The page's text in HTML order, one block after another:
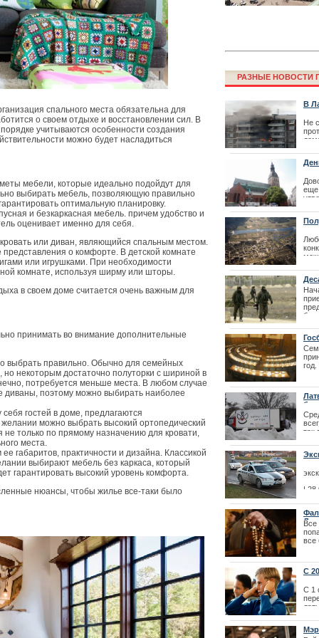
спального места обязательна для
о своем отдыхе и восстановлении сил. В
учитываются особенности создания
можно будет насладиться
мебели, которые идеально подойдут для
выбирать мебель, позволяющую правильно
оптимальную планировку.
и безкаркасная мебель. причем удобство и
оценивает именно для себя.
или диван, являющийся спальным местом.
о комфорте. В детской комнате
или игрушками. При необходимости
комнате, используя ширму или шторы.
в своем доме считается очень важным для
принимать во внимание дополнительные
выбрать правильно. Обычно для семейных
некоторым достаточно полуторки с шириной в
потребуется меньше места. В любом случае
диваны, поэтому можно выбирать наиболее
гостей в доме, предлагаются
можно выбрать высокий ортопедический
не только по прямому назначению для кровати,
места.
габаритов, практичности и дизайна. Классикой
выбирают мебель без каркаса, который
гарантировать высокий уровень комфорта.
нюансы, чтобы жилье все-таки было
Фестиваль
перенесен
Как получить
Престо
Лайма
фестиваля
РАЗНЫЕ НОВОСТИ
В
Не
еще
|
так
|
Все
все
С
С 1